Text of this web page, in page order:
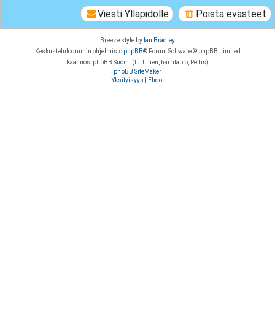
Poista evästeet
Viesti Ylläpidolle
Breeze style by Ian Bradley
Keskustelufoorumin ohjelmisto phpBB® Forum Software © phpBB Limited
Käännös: phpBB Suomi (lurttinen, harritapio, Pettis)
phpBB SiteMaker
Yksityisyys
Ehdot